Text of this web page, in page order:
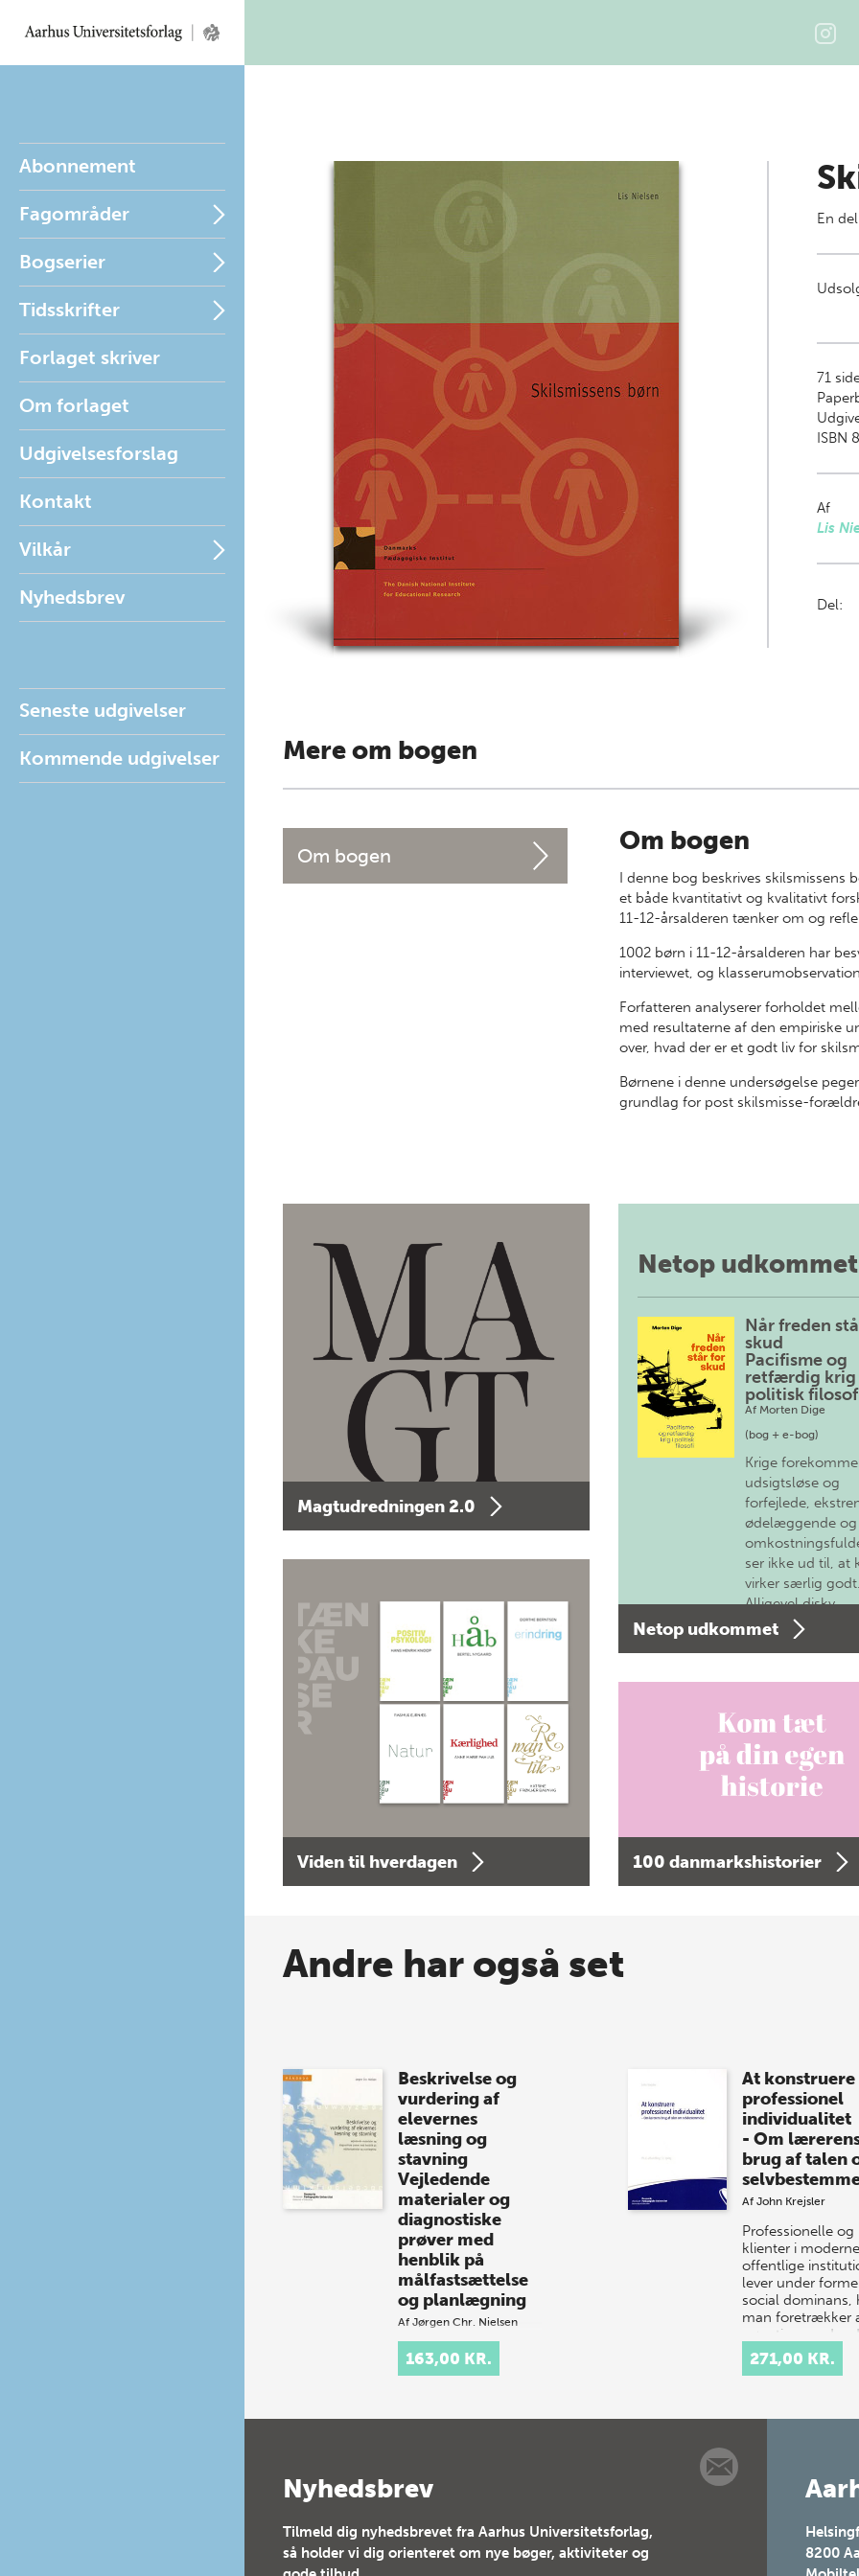
Abonnement
Fagområder
Bogserier
Tidsskrifter
Forlaget skriver
Om forlaget
Udgivelsesforslag
Kontakt
Vilkår
Nyhedsbrev
Seneste udgivelser
Kommende udgivelser
En
71
ISBN
Af
Lis
Del:
Mere om bogen
Om bogen Om bogen
I denne bog beskrives skilsmissens
et både kvantitativt og kvalitativt
11-12-årsalderen tænker om og
1002 børn i 11-12-årsalderen har
interviewet, og
Forfatteren analyserer forholdet
med resultaterne af den empiriske
over, hvad der er et godt liv for
Børnene i denne undersøgelse
grundlag for post skilsmisse-
Magtudredningen 2.0
Viden til hverdagen
Netop udkommet
Når freden
skud
Pacifisme og
retfærdig krig
politisk
Af Morten Dige
(bog + e-bog)
Krige
udsigtsløse og
forfejlede,
ødelæggende og
ser ikke ud til, at
virker særlig godt.
Alligevel diskv…
Netop udkommet
100 danmarkshistorier
Andre har også set
Beskrivelse og
vurdering af
elevernes
læsning og
stavning
Vejledende
materialer og
diagnostiske
prøver med
henblik på
målfastsættelse
og planlægning
Af Jørgen Chr. Nielsen
Et nødvendigt
grundlag for en god
stavning er, at
standp…
163,00 KR.
At konstruere
professionel
individualitet
- Om
brug af talen
Af John Krejsler
Professionelle og
klienter i moderne
offentlige
lever under
social dominans,
man foretrækker
gøre ting med
sted…
271,00 KR.
Nyhedsbrev
Tilmeld dig nyhedsbrevet fra Aarhus Universitetsforlag,
så holder vi dig orienteret om nye bøger, aktiviteter og
8200